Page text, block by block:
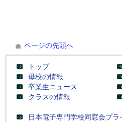
ページの先頭へ
トップ
母校の情報
卒業生ニュース
クラスの情報
日本電子専門学校同窓会プ